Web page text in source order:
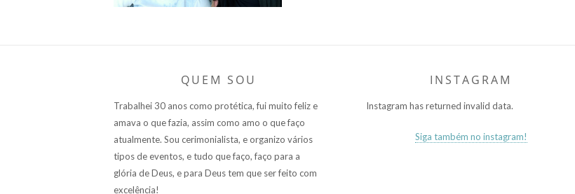
QUEM SOU
Trabalhei 30 anos como protética, fui muito feliz e
amava o que fazia, assim como amo o que faço
atualmente. Sou cerimonialista, e organizo vários
tipos de eventos, e tudo que faço, faço para a
glória de Deus, e para Deus tem que ser feito com
excelência!
INSTAGRAM
Instagram has returned invalid data.
Siga também no instagram!